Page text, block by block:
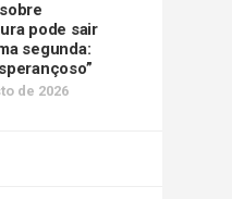
pode sair
segunda:
de 2026